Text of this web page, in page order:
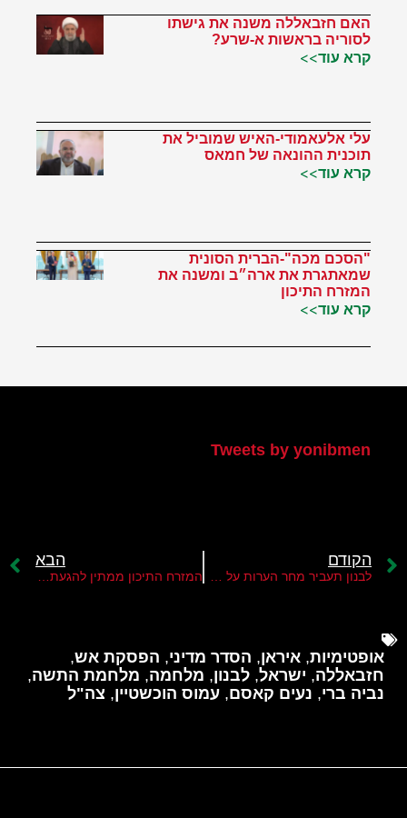
האם חזבאללה משנה את גישתו
לסוריה בראשות א-שרע?
קרא עוד>>
עלי אלעאמודי-האיש שמוביל את
תוכנית ההונאה של חמאס
קרא עוד>>
"הסכם מכה"-הברית הסונית
שמאתגרת את ארה״ב ומשנה את
המזרח התיכון
קרא עוד>>
Tweets by yonibmen
הקודם
לבנון תעביר מחר הערות על ההצעה האמריקנית להפסקת אש
הבא
המזרח התיכון ממתין להגעתו של עמוס הוכשטיין לאזור
אופטימיות, איראן, הסדר מדיני, הפסקת אש,
חזבאללה, ישראל, לבנון, מלחמה, מלחמת התשה,
נביה ברי, נעים קאסם, עמוס הוכשטיין, צה"ל